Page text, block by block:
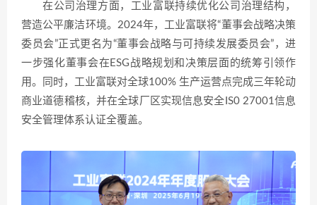
在公司治理方面，工业富联持续优化公司治理结构，
营造公平廉洁环境。2024年，工业富联将“董事会战略决策
委员会”正式更名为“董事会战略与可持续发展委员会”，进
一步强化董事会在ESG战略规划和决策层面的统筹引领作
用。同时，工业富联对全球100% 生产运营点完成三年轮动
商业道德稽核，并在全球厂区实现信息安全IS0 27001信息
安全管理体系认证全覆盖。